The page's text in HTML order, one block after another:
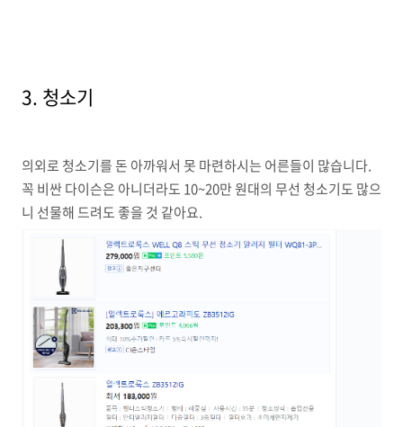
3. 청소기
의외로 청소기를 돈 아까워서 못 마련하시는 어른들이 많습니다.
꼭 비싼 다이슨은 아니더라도 10~20만 원대의 무선 청소기도 많으
니 선물해 드려도 좋을 것 같아요.